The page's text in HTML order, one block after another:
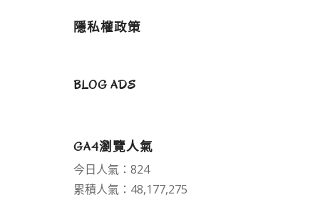
隱私權政策
BLOG ADS
GA4瀏覽人氣
今日人氣：824
累積人氣：48,177,275